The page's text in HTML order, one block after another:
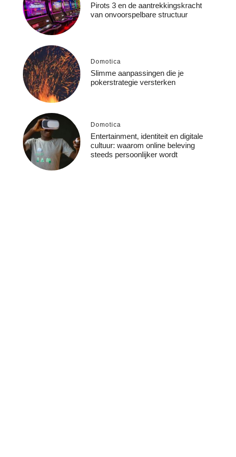
Pirots 3 en de aantrekkingskracht
van onvoorspelbare structuur
Domotica
Slimme aanpassingen die je
pokerstrategie versterken
Domotica
Entertainment, identiteit en digitale
cultuur: waarom online beleving
steeds persoonlijker wordt